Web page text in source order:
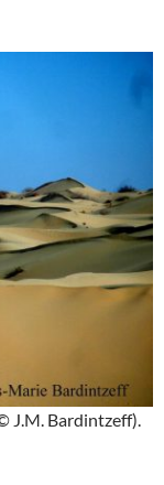
J.M. Bardintzeff).